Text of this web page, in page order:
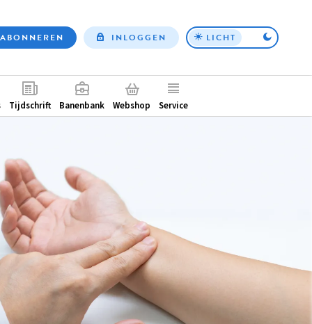
Top
ABONNEREN INLOGGEN LICHT
Tijdschrift Banenbank Webshop Service